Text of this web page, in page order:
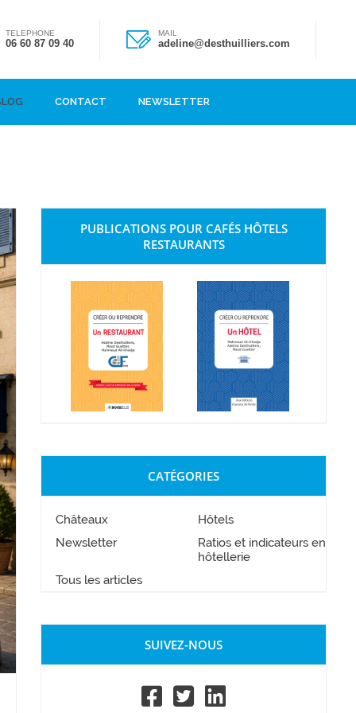
TELEPHONE
06 60 87 09 40
MAIL
adeline@desthuilliers.com
CONTACT NEWSLETTER
PUBLICATIONS POUR CAFÉS HÔTELS
RESTAURANTS
CATÉGORIES
Châteaux
Hôtels
Newsletter
Ratios et indicateurs en
hôtellerie
Tous les articles
SUIVEZ-NOUS